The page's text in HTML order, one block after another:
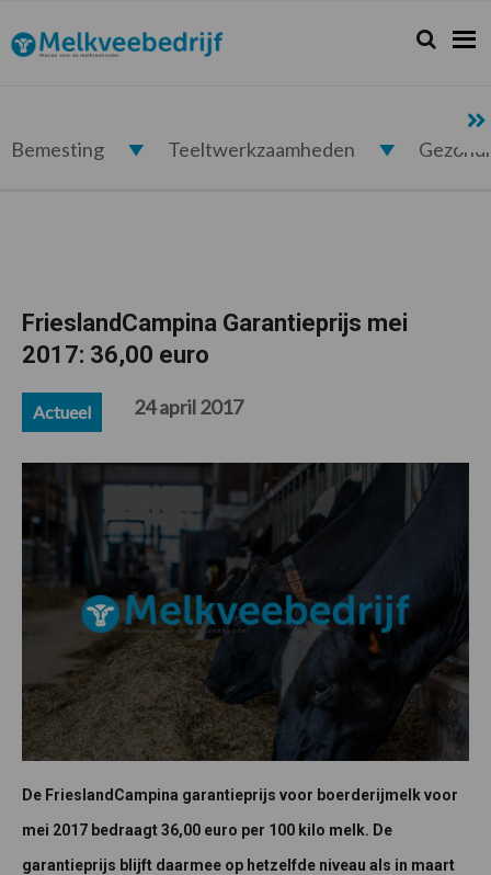
de
hoofdnavigatie
de
hoofd
de
eerste
de
voettekst
Melkveebedrijf.nl Zoeken...
Zoek
Bemesting Teeltwerkzaamheden
FrieslandCampina Garantieprijs mei
2017: 36,00 euro
Actueel 24 april 2017
De FrieslandCampina garantieprijs voor boerderijmelk voor
mei 2017 bedraagt 36,00 euro per 100 kilo melk. De
garantieprijs blijft daarmee op hetzelfde niveau als in maart